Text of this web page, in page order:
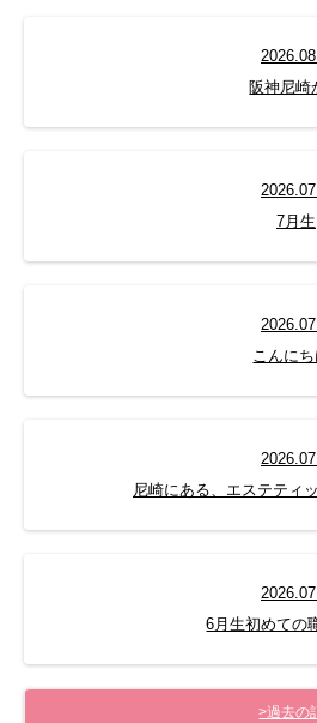
阪神尼崎
7月生
こんに
尼崎にある、エステティ
6月生初めての
>過去の